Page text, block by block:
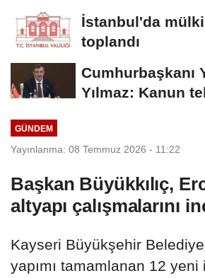
teklifinde...
İstanbul'da
toplandı
Cumhurbaşkanı
Yılmaz: Kanun
GÜNDEM
Yayınlanma: 08 Temmuz 2026 - 11:22
Başkan Büyükkılıç,
altyapı çalışmalarını
Kayseri Büyükşehir
yapımı tamamlanan 12 yeni